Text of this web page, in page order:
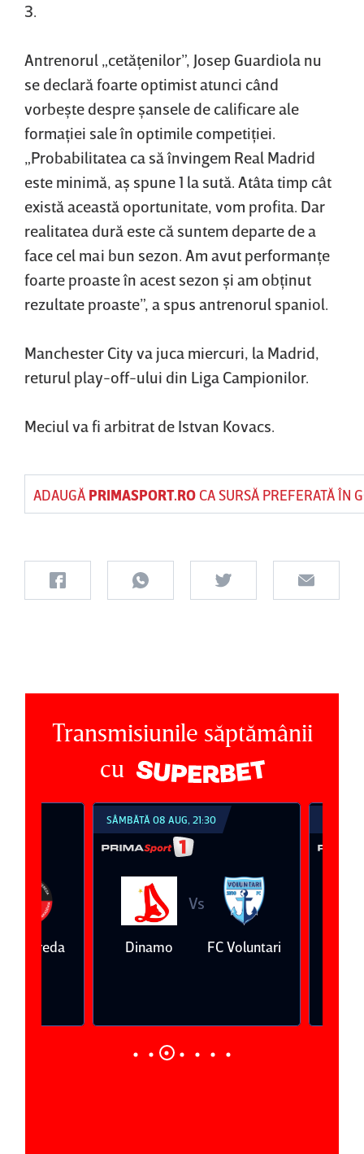
3.
Antrenorul „cetăţenilor”, Josep Guardiola nu
se declară foarte optimist atunci când
vorbeşte despre şansele de calificare ale
formaţiei sale în optimile competiţiei.
„Probabilitatea ca să învingem Real Madrid
este minimă, aş spune 1 la sută. Atâta timp cât
există această oportunitate, vom profita. Dar
realitatea dură este că suntem departe de a
face cel mai bun sezon. Am avut performanţe
foarte proaste în acest sezon şi am obţinut
rezultate proaste”, a spus antrenorul spaniol.
Manchester City va juca miercuri, la Madrid,
returul play-off-ului din Liga Campionilor.
Meciul va fi arbitrat de Istvan Kovacs.
ADAUGĂ PRIMASPORT.ROCA SURSĂ PREFERATĂ ÎN
Transmisiunile săptămânii
cu
SÂMBĂTĂ 08 AUG, 21:30
Vs
FC Voluntari